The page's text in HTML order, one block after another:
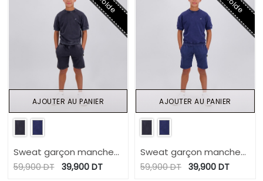
Sweat garçon manches
courtes délavé avec
59,900DT 39,900DT
AJOUTER AU PANIER
Sweat garçon manches
courtes délavé avec
59,900DT 39,900 DT
AJOUTER AU PANIER